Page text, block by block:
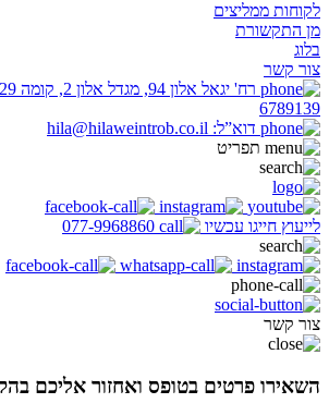
לקוחות ממליצים
מן התקשורת
בלוג
צור קשר
6789139
דוא”ל: hila@hilaweintrob.co.il
תפריט
לייעוץ חייגו עכשיו 077-9968860
צור קשר
השאירו פרטים בטופס ואחזור אליכם